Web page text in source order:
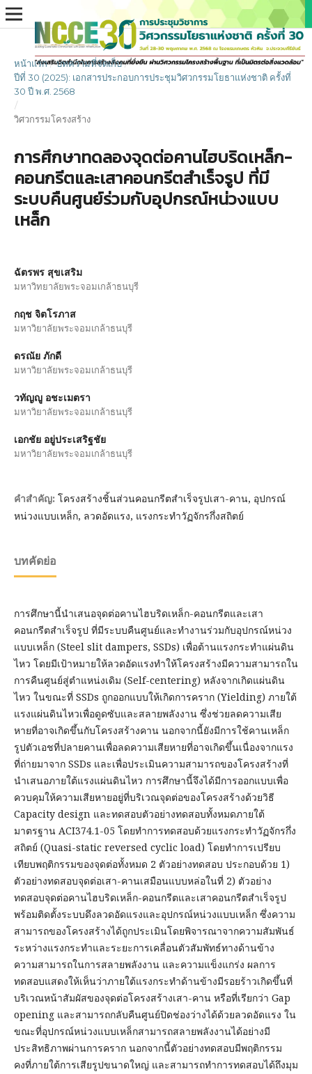
หน้าแรก / บทความที่จัดเก็บ /
ปีที่ 30 (2025): เอกสารประกอบการประชุมวิศวกรรมโยธาแห่งชาติ ครั้งที่
30 ปี พ.ศ. 2568
/
วิศวกรรมโครงสร้าง
การศึกษาทดลองจุดต่อคานไฮบริดเหล็ก-
คอนกรีตและเสาคอนกรีตสำเร็จรูป ที่มี
ระบบคืนศูนย์ร่วมกับอุปกรณ์หน่วงแบบ
เหล็ก
ฉัตรพร สุขเสริม
มหาวิทยาลัยพระจอมเกล้าธนบุรี
กฤช จิตโรภาส
มหาวิยาลัยพระจอมเกล้าธนบุรี
ดรณัย ภักดี
มหาวิยาลัยพระจอมเกล้าธนบุรี
วทัญญู อชะเมตรา
มหาวิยาลัยพระจอมเกล้าธนบุรี
เอกชัย อยู่ประเสริฐชัย
มหาวิยาลัยพระจอมเกล้าธนบุรี
คำสำคัญ: โครงสร้างชิ้นส่วนคอนกรีตสำเร็จรูปเสา-คาน, อุปกรณ์
หน่วงแบบเหล็ก, ลวดอัดแรง, แรงกระทำวัฏจักรกึ่งสถิตย์
บทคัดย่อ
การศึกษานี้นำเสนอจุดต่อคานไฮบริดเหล็ก-คอนกรีตและเสา
คอนกรีตสำเร็จรูป ที่มีระบบคืนศูนย์และทำงานร่วมกับอุปกรณ์หน่วง
แบบเหล็ก (Steel slit dampers, SSDs) เพื่อต้านแรงกระทำแผ่นดิน
ไหว โดยมีเป้าหมายให้ลวดอัดแรงทำให้โครงสร้างมีความสามารถใน
การคืนศูนย์สู่ตำแหน่งเดิม (Self-centering) หลังจากเกิดแผ่นดิน
ไหว ในขณะที่ SSDs ถูกออกแบบให้เกิดการคราก (Yielding) ภายใต้
แรงแผ่นดินไหวเพื่อดูดซับและสลายพลังงาน ซึ่งช่วยลดความเสีย
หายที่อาจเกิดขึ้นกับโครงสร้างคาน นอกจากนี้ยังมีการใช้คานเหล็ก
รูปตัวเอชที่ปลายคานเพื่อลดความเสียหายที่อาจเกิดขึ้นเนื่องจากแรง
ที่ถ่ายมาจาก SSDs และเพื่อประเมินความสามารถของโครงสร้างที่
นำเสนอภายใต้แรงแผ่นดินไหว การศึกษานี้จึงได้มีการออกแบบเพื่อ
ควบคุมให้ความเสียหายอยู่ที่บริเวณจุดต่อของโครงสร้างด้วยวิธี
Capacity design และทดสอบตัวอย่างทดสอบทั้งหมดภายใต้
มาตรฐาน ACI374.1-05 โดยทำการทดสอบด้วยแรงกระทำวัฏจักรกึ่ง
สถิตย์ (Quasi-static reversed cyclic load) โดยทำการเปรียบ
เทียบพฤติกรรมของจุดต่อทั้งหมด 2 ตัวอย่างทดสอบ ประกอบด้วย 1)
ตัวอย่างทดสอบจุดต่อเสา-คานเสมือนแบบหล่อในที่ 2) ตัวอย่าง
ทดสอบจุดต่อคานไฮบริดเหล็ก-คอนกรีตและเสาคอนกรีตสำเร็จรูป
พร้อมติดตั้งระบบดึงลวดอัดแรงและอุปกรณ์หน่วงแบบเหล็ก ซึ่งความ
สามารถของโครงสร้างได้ถูกประเมินโดยพิจารณาจากความสัมพันธ์
ระหว่างแรงกระทำและระยะการเคลื่อนตัวสัมพัทธ์ทางด้านข้าง
ความสามารถในการสลายพลังงาน และความแข็งแกร่ง ผลการ
ทดสอบแสดงให้เห็นว่าภายใต้แรงกระทำด้านข้างมีรอยร้าวเกิดขึ้นที่
บริเวณหน้าสัมผัสของจุดต่อโครงสร้างเสา-คาน หรือที่เรียกว่า Gap
opening และสามารถกลับคืนศูนย์ปิดช่องว่างได้ด้วยลวดอัดแรง ใน
ขณะที่อุปกรณ์หน่วงแบบเหล็กสามารถสลายพลังงานได้อย่างมี
ประสิทธิภาพผ่านการคราก นอกจากนี้ตัวอย่างทดสอบมีพฤติกรรม
คงที่ภายใต้การเสียรูปขนาดใหญ่ และสามารถทำการทดสอบได้ถึงมุม